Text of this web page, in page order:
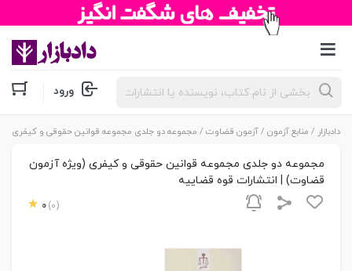
جستجوی
محصولات ورود
دادبازار / منابع آزمون /آزمون قضاوت / مجموعه دو جلدی مجموعه قوانین حقوقی و کیفری
مجموعه دو جلدی مجموعه قوانین حقوقی و کیفری (ویژه آزمون
قضاوت) | انتشارات قوه قضاییه
0 (0)